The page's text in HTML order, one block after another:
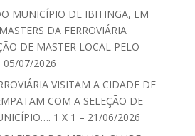
MUNICÍPIO DE IBITINGA, EM
DA FERROVIÁRIA
DE MASTER LOCAL PELO
05/07/2026
VISITAM A CIDADE DE
COM A SELEÇÃO DE
1 X 1 – 21/06/2026